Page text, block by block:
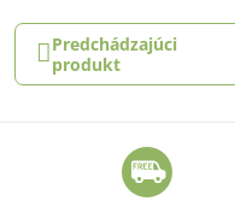
Predchádzajúci
produkt